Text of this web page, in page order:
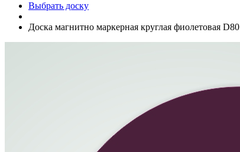
Выбрать доску
Доска магнитно маркерная круглая фиолетовая D80